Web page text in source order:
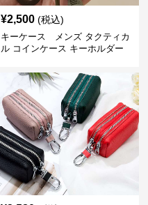
¥2,500 (税込)
キーケース メンズ タクティカ
ル コインケース キーホルダー